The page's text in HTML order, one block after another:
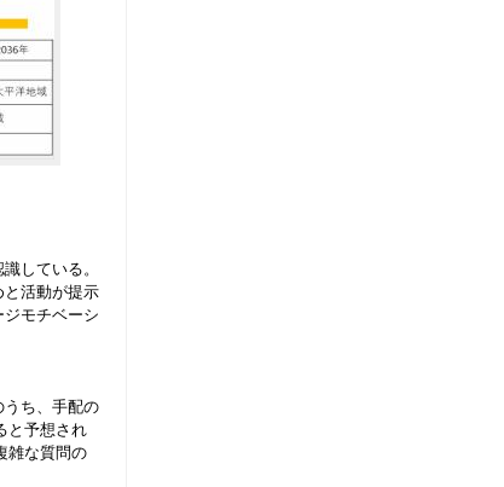
している。
と活動が提示
モチベーシ
うち、手配の
と予想され
雑な質問の